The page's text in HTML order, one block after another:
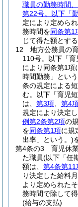
職員の勤務時間
第22号。以下「
定により定めら
務時間を同条第1
じて得た額とする
12
地方公務員の
110号。以下「
により同条第1項
時間勤務」とい
条の規定による
む。以下「育児
は、 第3項 第4
規定により決定
例第2条第2項の
を同条第1項に規
出率」という。)
第4条の3
育児休
た職員(以下「任
額は、 第4条第11
り決定した給料月
より定められた
務時間で除して
(給与の支払)